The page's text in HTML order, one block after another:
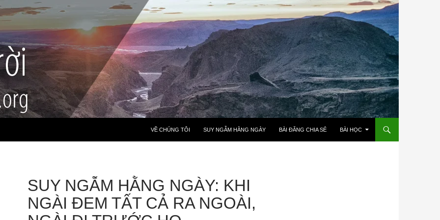
VỀ CHÚNG TÔI SUY NGẪM HẰNG NGÀY BÀI ĐĂNG CHIA SẺ BÀI HỌC
SUY NGẪM HẰNG NGÀY: KHI
NGÀI ĐEM TẤT CẢ RA NGOÀI,